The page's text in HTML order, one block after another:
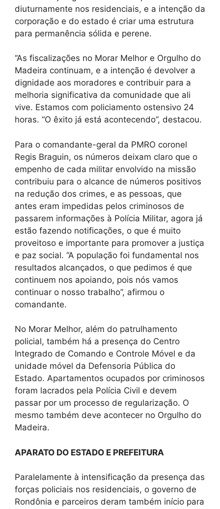
diuturnamente nos residenciais, e a intenção da
corporação e do estado é criar uma estrutura
para permanência sólida e perene.
‘‘As fiscalizações no Morar Melhor e Orgulho do
Madeira continuam, e a intenção é devolver a
dignidade aos moradores e contribuir para a
melhoria significativa da comunidade que ali
vive. Estamos com policiamento ostensivo 24
horas. “O êxito já está acontecendo”, destacou.
Para o comandante-geral da PMRO coronel
Regis Braguin, os números deixam claro que o
empenho de cada militar envolvido na missão
contribuiu para o alcance de números positivos
na redução dos crimes, e as pessoas, que
antes eram impedidas pelos criminosos de
passarem informações à Polícia Militar, agora já
estão fazendo notificações, o que é muito
proveitoso e importante para promover a justiça
e paz social. “A população foi fundamental nos
resultados alcançados, o que pedimos é que
continuem nos apoiando, pois nós vamos
continuar o nosso trabalho”, afirmou o
comandante.
No Morar Melhor, além do patrulhamento
policial, também há a presença do Centro
Integrado de Comando e Controle Móvel e da
unidade móvel da Defensoria Pública do
Estado. Apartamentos ocupados por criminosos
foram lacrados pela Polícia Civil e devem
passar por um processo de regularização. O
mesmo também deve acontecer no Orgulho do
Madeira.
APARATO DO ESTADO E PREFEITURA
Paralelamente à intensificação da presença das
forças policiais nos residenciais, o governo de
Rondônia e parceiros deram também início para